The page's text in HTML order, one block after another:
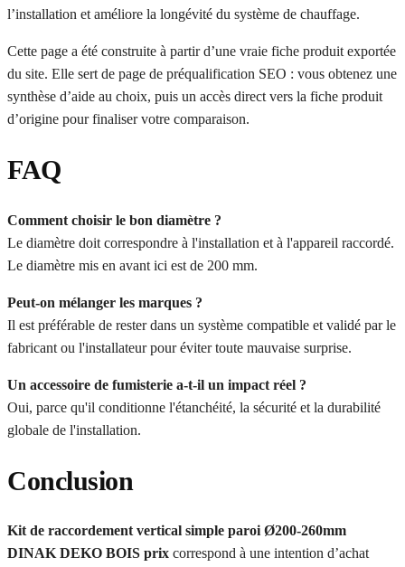
l’installation et améliore la longévité du système de chauffage.
Cette page a été construite à partir d’une vraie fiche produit exportée
du site. Elle sert de page de préqualification SEO : vous obtenez une
synthèse d’aide au choix, puis un accès direct vers la fiche produit
d’origine pour finaliser votre comparaison.
FAQ
Comment choisir le bon diamètre ?
Le diamètre doit correspondre à l'installation et à l'appareil raccordé.
Le diamètre mis en avant ici est de 200 mm.
Peut-on mélanger les marques ?
Il est préférable de rester dans un système compatible et validé par le
fabricant ou l'installateur pour éviter toute mauvaise surprise.
Un accessoire de fumisterie a-t-il un impact réel ?
Oui, parce qu'il conditionne l'étanchéité, la sécurité et la durabilité
globale de l'installation.
Conclusion
Kit de raccordement vertical simple paroi Ø200-260mm
DINAK DEKO BOIS prix correspond à une intention d’achat